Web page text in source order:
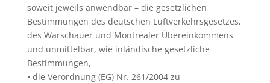
soweit jeweils anwendbar – die gesetzlichen
Bestimmungen des deutschen Luftverkehrsgesetzes,
des Warschauer und Montrealer Übereinkommens
und unmittelbar, wie inländische gesetzliche
Bestimmungen,
• die Verordnung (EG) Nr. 261/2004 zu